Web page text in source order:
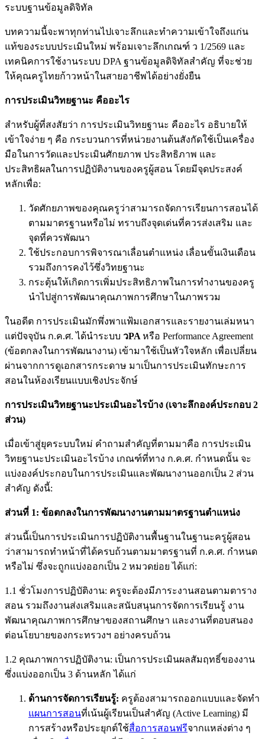
ระบบฐานข้อมูลดิจิทัล
บทความนี้จะพาทุกท่านไปเจาะลึกและทำความเข้าใจถึงแก่น
แท้ของระบบประเมินใหม่ พร้อมเจาะลึกเกณฑ์ ว 1/2569 และ
เทคนิคการใช้งานระบบ DPA ฐานข้อมูลดิจิทัลสำคัญ ที่จะช่วย
ให้คุณครูไทยก้าวหน้าในสายอาชีพได้อย่างยั่งยืน
การประเมินวิทยฐานะ คืออะไร
สำหรับผู้ที่สงสัยว่า การประเมินวิทยฐานะ คืออะไร อธิบายให้
เข้าใจง่าย ๆ คือ กระบวนการที่หน่วยงานต้นสังกัดใช้เป็นเครื่อง
มือในการวัดและประเมินศักยภาพ ประสิทธิภาพ และ
ประสิทธิผลในการปฏิบัติงานของครูผู้สอน โดยมีจุดประสงค์
หลักเพื่อ:
วัดศักยภาพของคุณครูว่าสามารถจัดการเรียนการสอนได้
ตามมาตรฐานหรือไม่ ทราบถึงจุดเด่นที่ควรส่งเสริม และ
จุดที่ควรพัฒนา
ใช้ประกอบการพิจารณาเลื่อนตำแหน่ง เลื่อนขั้นเงินเดือน
รวมถึงการคงไว้ซึ่งวิทยฐานะ
กระตุ้นให้เกิดการเพิ่มประสิทธิภาพในการทำงานของครู
นำไปสู่การพัฒนาคุณภาพการศึกษาในภาพรวม
ในอดีต การประเมินมักพึ่งพาแฟ้มเอกสารและรายงานเล่มหนา
แต่ปัจจุบัน ก.ค.ศ. ได้นำระบบ วPA หรือ Performance Agreement
(ข้อตกลงในการพัฒนางาน) เข้ามาใช้เป็นหัวใจหลัก เพื่อเปลี่ยน
ผ่านจากการดูเอกสารกระดาษ มาเป็นการประเมินทักษะการ
สอนในห้องเรียนแบบเชิงประจักษ์
การประเมินวิทยฐานะประเมินอะไรบ้าง (เจาะลึกองค์ประกอบ 2
ส่วน)
เมื่อเข้าสู่ยุคระบบใหม่ คำถามสำคัญที่ตามมาคือ การประเมิน
วิทยฐานะประเมินอะไรบ้าง เกณฑ์ที่ทาง ก.ค.ศ. กำหนดนั้น จะ
แบ่งองค์ประกอบในการประเมินและพัฒนางานออกเป็น 2 ส่วน
สำคัญ ดังนี้:
ส่วนที่ 1: ข้อตกลงในการพัฒนางานตามมาตรฐานตำแหน่ง
ส่วนนี้เป็นการประเมินการปฏิบัติงานพื้นฐานในฐานะครูผู้สอน
ว่าสามารถทำหน้าที่ได้ครบถ้วนตามมาตรฐานที่ ก.ค.ศ. กำหนด
หรือไม่ ซึ่งจะถูกแบ่งออกเป็น 2 หมวดย่อย ได้แก่:
1.1 ชั่วโมงการปฏิบัติงาน: ครูจะต้องมีภาระงานสอนตามตาราง
สอน รวมถึงงานส่งเสริมและสนับสนุนการจัดการเรียนรู้ งาน
พัฒนาคุณภาพการศึกษาของสถานศึกษา และงานที่ตอบสนอง
ต่อนโยบายของกระทรวงฯ อย่างครบถ้วน
1.2 คุณภาพการปฏิบัติงาน: เป็นการประเมินผลสัมฤทธิ์ของงาน
ซึ่งแบ่งออกเป็น 3 ด้านหลัก ได้แก่
ด้านการจัดการเรียนรู้: ครูต้องสามารถออกแบบและจัดทำ
แผนการสอนที่เน้นผู้เรียนเป็นสำคัญ (Active Learning) มี
การสร้างหรือประยุกต์ใช้สื่อการสอนฟรีจากแหล่งต่าง ๆ